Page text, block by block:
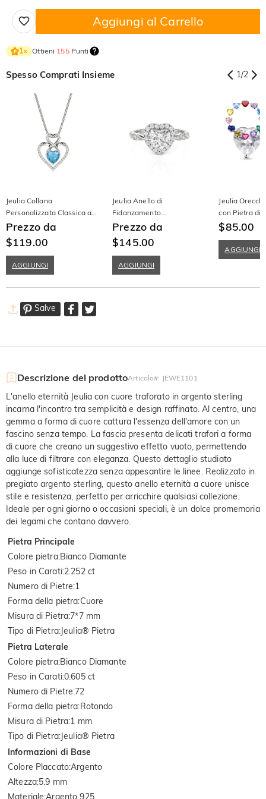
Aggiungi al Carrello
1× Ottieni 155Punti
Spesso Comprati Insieme 1/2
Jeulia Collana
Personalizzata Classica a
Doppio Cuore con Motivo
Infinito
Prezzo da
$119.00
AGGIUNGI
Jeulia Anello di
Fidanzamento
Personalizzato con Cuore
Halo e Nodo Intrecciato
Prezzo da
$145.00
AGGIUNGI
Jeulia
con Pietra di
Solitaria a
$85.00
AGGIUNGI
Salve
Descrizione del prodottoArticolo#: JEWE1101
L'anello eternità Jeulia con cuore traforato in argento sterling
incarna l'incontro tra semplicità e design raffinato. Al centro, una
gemma a forma di cuore cattura l'essenza dell'amore con un
fascino senza tempo. La fascia presenta delicati trafori a forma
di cuore che creano un suggestivo effetto vuoto, permettendo
alla luce di filtrare con eleganza. Questo dettaglio studiato
aggiunge sofisticatezza senza appesantire le linee. Realizzato in
pregiato argento sterling, questo anello eternità a cuore unisce
stile e resistenza, perfetto per arricchire qualsiasi collezione.
Ideale per ogni giorno o occasioni speciali, è un dolce promemoria
dei legami che contano davvero.
Pietra Principale
Colore pietra:Bianco Diamante
Peso in Carati:2.252 ct
Numero di Pietre:1
Forma della pietra:Cuore
Misura di Pietra:7*7 mm
Tipo di Pietra:Jeulia® Pietra
Pietra Laterale
Colore pietra:Bianco Diamante
Peso in Carati:0.605 ct
Numero di Pietre:72
Forma della pietra:Rotondo
Misura di Pietra:1 mm
Tipo di Pietra:Jeulia® Pietra
Informazioni di Base
Colore Placcato:Argento
Altezza:5.9 mm
Materiale:Argento 925